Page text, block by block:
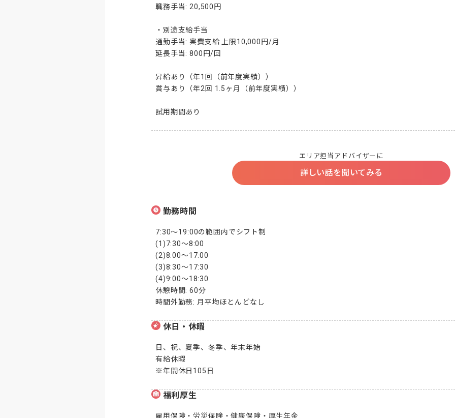
職務手当: 20,500円
・別途支給手当
通勤手当: 実費支給 上限10,000円/月
延長手当: 800円/回
昇給あり（年1回（前年度実績））
賞与あり（年2回 1.5ヶ月（前年度実績））
試用期間あり
エリア担当アドバイザーに
詳しい話を聞いてみる
勤務時間
7:30～19:00の範囲内でシフト制
(1)7:30～8:00
(2)8:00～17:00
(3)8:30～17:30
(4)9:00～18:30
休憩時間: 60分
時間外勤務: 月平均ほとんどなし
休日・休暇
日、祝、夏季、冬季、年末年始
有給休暇
※年間休日105日
福利厚生
雇用保険・労災保険・健康保険・厚生年金